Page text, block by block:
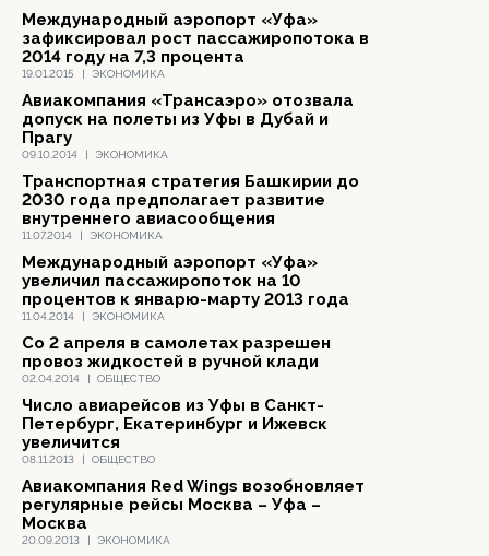
19.01.2015 | ЭКОНОМИКА
Международный аэропорт «Уфа»
зафиксировал рост пассажиропотока в
2014 году на 7,3 процента
09.10.2014 | ЭКОНОМИКА
Авиакомпания «Трансаэро» отозвала
допуск на полеты из Уфы в Дубай и
Прагу
11.07.2014 | ЭКОНОМИКА
Транспортная стратегия Башкирии до
2030 года предполагает развитие
внутреннего авиасообщения
11.04.2014 | ЭКОНОМИКА
Международный аэропорт «Уфа»
увеличил пассажиропоток на 10
процентов к январю-марту 2013 года
02.04.2014 | ОБЩЕСТВО
Со 2 апреля в самолетах разрешен
провоз жидкостей в ручной клади
08.11.2013 | ОБЩЕСТВО
Число авиарейсов из Уфы в Санкт-
Петербург, Екатеринбург и Ижевск
увеличится
20.09.2013 | ЭКОНОМИКА
Авиакомпания Red Wings возобновляет
регулярные рейсы Москва – Уфа –
Москва